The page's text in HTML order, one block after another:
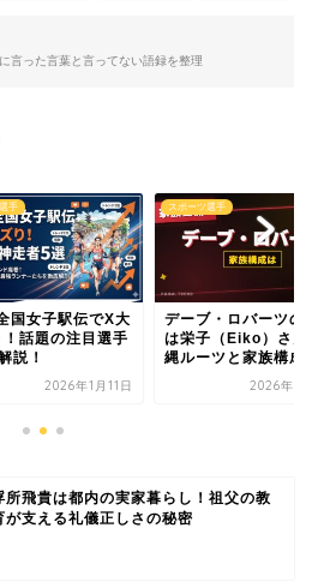
言った言葉と言ってない語録を整理
手
国女子駅伝でX大
話題の注目選手
説！
2026年1月11日
スポーツ選手
デーブ・ロバーツの
は栄子（Eiko）さん
縄ルーツと家族構成
2026年5
所飛貴は都内の実家暮らし！祖父の教
が支える礼儀正しさの秘密